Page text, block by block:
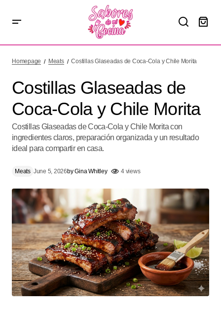
Homepage Meats Costillas Glaseadas de Coca-Cola y Chile Morita
Costillas Glaseadas de
Coca-Cola y Chile Morita
Costillas Glaseadas de Coca-Cola y Chile Morita con
ingredientes claros, preparación organizada y un resultado
ideal para compartir en casa.
Meats June 5, 2026byGina Whitley 4 views